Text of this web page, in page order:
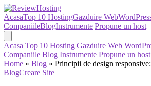
AcasaTop 10 HostingGazduire Web
CompaniileBlogInstrumente Propune un host
Acasa Top 10 Hosting Gazduire Web
Companiile Blog Instrumente Propune un host
Home » Blog » Principii de design
BlogCreare Site